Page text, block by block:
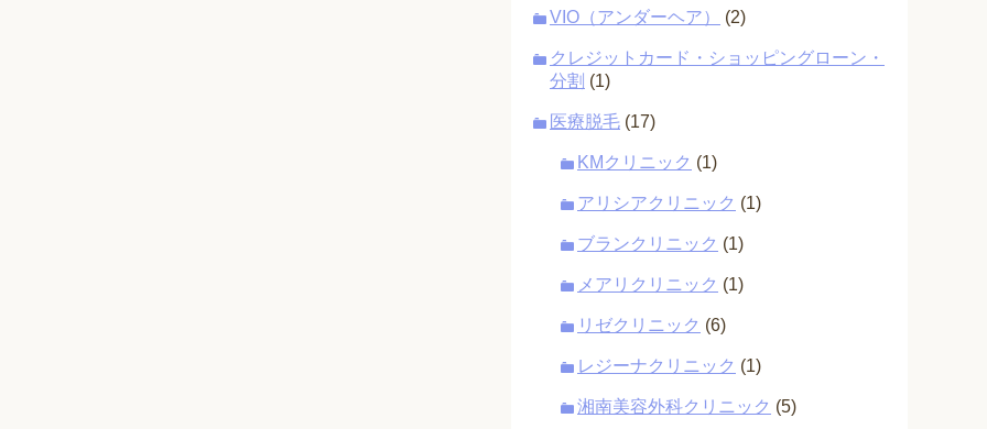
VIO（アンダーヘア） (2)
クレジットカード・ショッピングローン・
分割 (1)
医療脱毛 (17)
KMクリニック (1)
アリシアクリニック (1)
ブランクリニック (1)
メアリクリニック (1)
リゼクリニック (6)
レジーナクリニック (1)
湘南美容外科クリニック (5)